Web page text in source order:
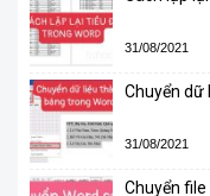
31/08/2021
Chuyển dữ
31/08/2021
Chuyển file